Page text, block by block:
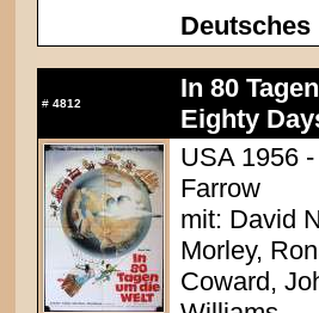
# 4812
In 80
Eighty
USA 1956
Farrow
mit: David
Morley,
Coward,